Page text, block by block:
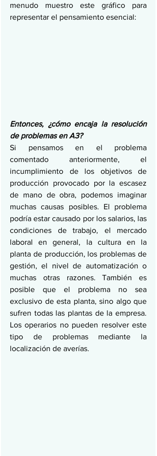
menudo muestro este gráfico para
representar el pensamiento esencial:
Entonces, ¿cómo encaja la resolución
de problemas en A3?
Si pensamos en el problema
comentado anteriormente, el
incumplimiento de los objetivos de
producción provocado por la escasez
de mano de obra, podemos imaginar
muchas causas posibles. El problema
podría estar causado por los salarios, las
condiciones de trabajo, el mercado
laboral en general, la cultura en la
planta de producción, los problemas de
gestión, el nivel de automatización o
muchas otras razones. También es
posible que el problema no sea
exclusivo de esta planta, sino algo que
sufren todas las plantas de la empresa.
Los operarios no pueden resolver este
tipo de problemas mediante la
localización de averías.